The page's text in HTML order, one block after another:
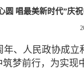
圆 唱最美新时代”庆
年、人民政协成
梦前行，为实